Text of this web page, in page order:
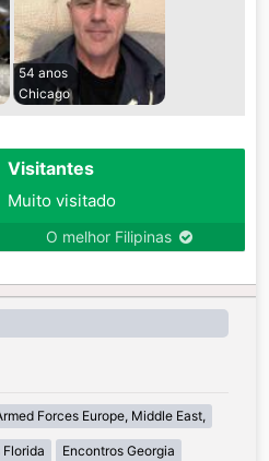
54 anos
Chicago
Visitantes
Muito visitado
O melhor Filipinas
Forces Europe, Middle East,
Florida Encontros Georgia